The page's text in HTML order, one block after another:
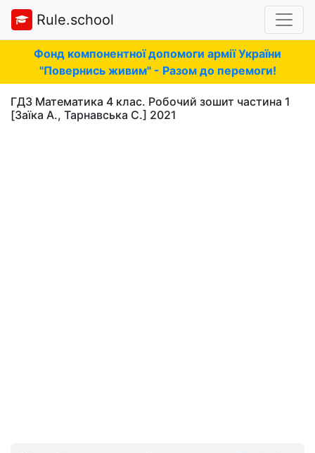
Rule.school
Фонд компонентної допомоги армії України
"Повернись живим" - Разом до перемоги!
ГДЗ Математика 4 клас. Робочий зошит частина 1
[Заїка А., Тарнавська С.] 2021